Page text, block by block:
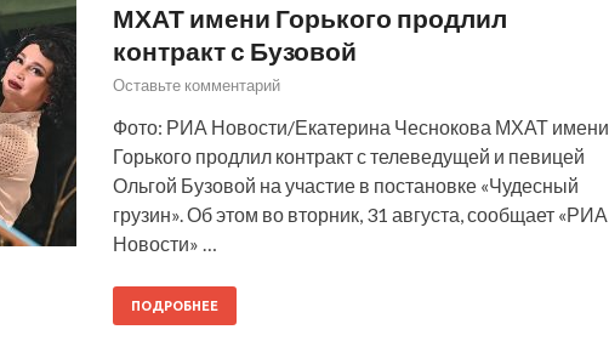
МХАТ имени Горького продлил
контракт с Бузовой
Оставьте комментарий
Фото: РИА Новости/Екатерина Чеснокова МХАТ имени
Горького продлил контракт с телеведущей и певицей
Ольгой Бузовой на участие в постановке «Чудесный
грузин». Об этом во вторник, 31 августа, сообщает «РИА
Новости» …
ПОДРОБНЕЕ